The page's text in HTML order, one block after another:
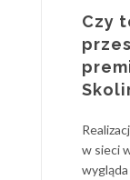
Czy
w sieci